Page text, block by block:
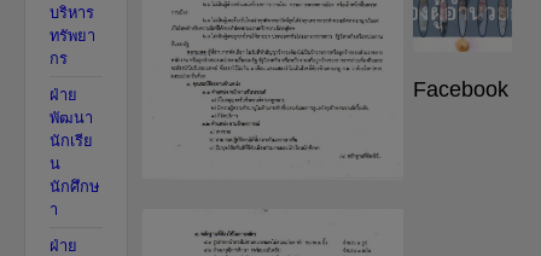
บริหาร
ทรัพยา
กร
ฝ่าย
พัฒนา
นักเรีย
น
นักศึกษ
า
ฝ่าย
Facebook